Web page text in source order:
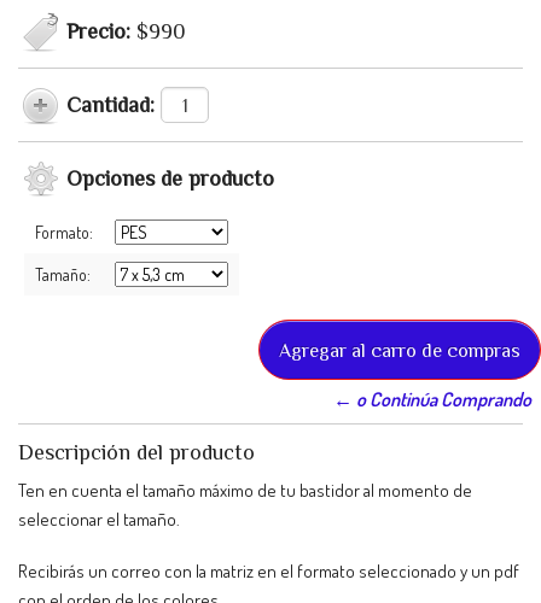
Precio: $990
Cantidad:
Opciones de producto
Formato:
Tamaño:
← o Continúa Comprando
Descripción del producto
Ten en cuenta el tamaño máximo de tu bastidor al momento de
seleccionar el tamaño.
Recibirás un correo con la matriz en el formato seleccionado y un pdf